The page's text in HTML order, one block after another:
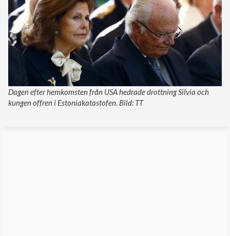
Dagen efter hemkomsten från USA hedrade drottning Silvia och
kungen offren i Estoniakatastofen. Bild: TT